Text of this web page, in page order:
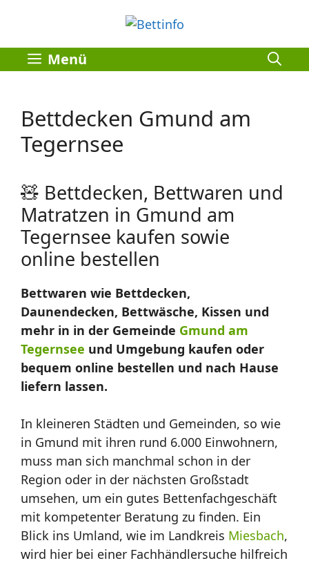
springen
Menü
Bettdecken Gmund am
Tegernsee
🧸 Bettdecken, Bettwaren und
Matratzen in Gmund am
Tegernsee kaufen sowie
online bestellen
Bettwaren wie Bettdecken,
Daunendecken, Bettwäsche, Kissen und
mehr in in der Gemeinde Gmund am
Tegernsee und Umgebung kaufen oder
bequem online bestellen und nach Hause
liefern lassen.
In kleineren Städten und Gemeinden, so wie
in Gmund mit ihren rund 6.000 Einwohnern,
muss man sich manchmal schon in der
Region oder in der nächsten Großstadt
umsehen, um ein gutes Bettenfachgeschäft
mit kompetenter Beratung zu finden. Ein
Blick ins Umland, wie im Landkreis Miesbach,
wird hier bei einer Fachhändlersuche hilfreich